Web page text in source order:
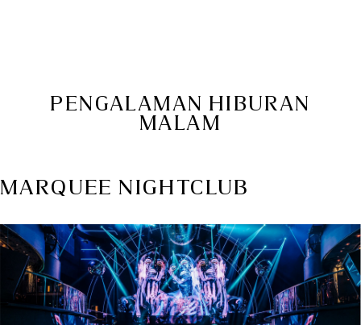
PENGALAMAN HIBURAN
MALAM
MARQUEE NIGHTCLUB